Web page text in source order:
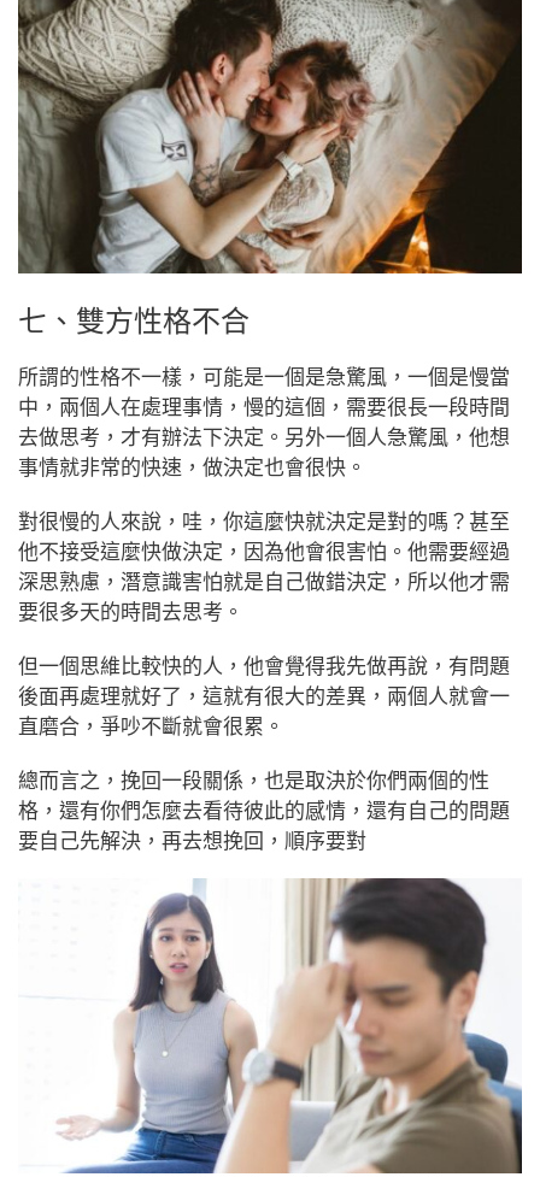
七、雙方性格不合
所謂的性格不一樣，可能是一個是急驚風，一個是慢當
中，兩個人在處理事情，慢的這個，需要很長一段時間
去做思考，才有辦法下決定。另外一個人急驚風，他想
事情就非常的快速，做決定也會很快。
對很慢的人來說，哇，你這麼快就決定是對的嗎？甚至
他不接受這麼快做決定，因為他會很害怕。他需要經過
深思熟慮，潛意識害怕就是自己做錯決定，所以他才需
要很多天的時間去思考。
但一個思維比較快的人，他會覺得我先做再說，有問題
後面再處理就好了，這就有很大的差異，兩個人就會一
直磨合，爭吵不斷就會很累。
總而言之，挽回一段關係，也是取決於你們兩個的性
格，還有你們怎麼去看待彼此的感情，還有自己的問題
要自己先解決，再去想挽回，順序要對